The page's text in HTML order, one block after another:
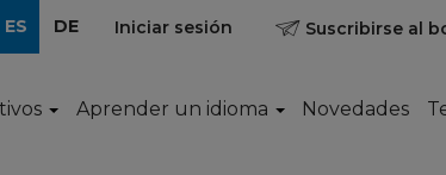
ES DE Iniciar sesión Suscribirse al
Aprender un idioma Novedades